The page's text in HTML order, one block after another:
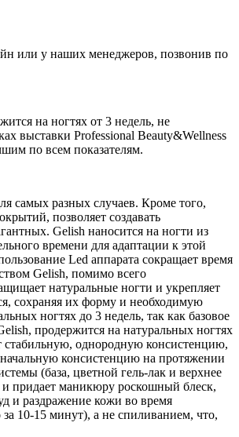
или у наших менеджеров, позвонив по
на ногтях от 3 недель, не
выставки Professional Beauty&Wellness
по всем показателям.
самых разных случаев. Кроме того,
позволяет создавать
Gelish наносится на ногти из
времени для адаптации к этой
Led аппарата сокращает время
Gelish, помимо всего
натуральные ногти и укрепляет
сохраняя их форму и необходимую
ногтях до 3 недель, так как базовое
продержится на натуральных ногтях
стабильную, однородную консистенцию,
консистенцию на протяжении
(база, цветной гель-лак и верхнее
и придает маникюру роскошный блеск,
и раздражение кожи во время
10-15 минут), а не спиливанием, что,